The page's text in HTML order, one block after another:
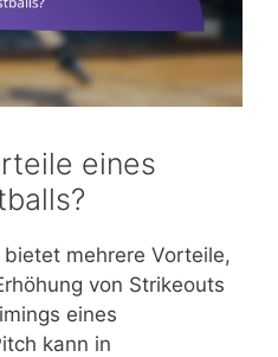
eines
mehrere Vorteile,
von Strikeouts
eines
kann in